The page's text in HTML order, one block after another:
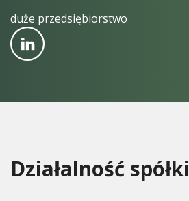
duże przedsiębiorstwo
Działalność spółki